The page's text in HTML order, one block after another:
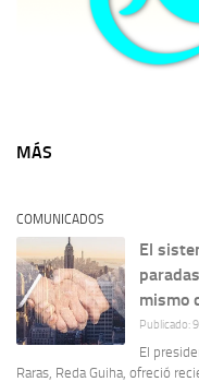
MÁS
COMUNICADOS
El
mismo
Publicado:
El
Raras, Reda Guiha, ofreció